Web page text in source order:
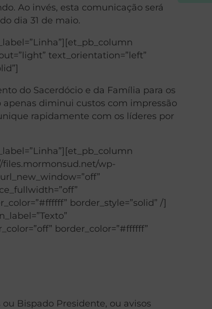
Ao invés, esta comunicação será
dia 31 de maio.
text_orientation=”left”
do Sacerdócio e da Família para os
diminui custos com impressão
rapidamente com os líderes por
files.mormonsud.net/wp-
border_style=”solid” /]
border_color=”#ffffff”
Bispado Presidente, ou avisos